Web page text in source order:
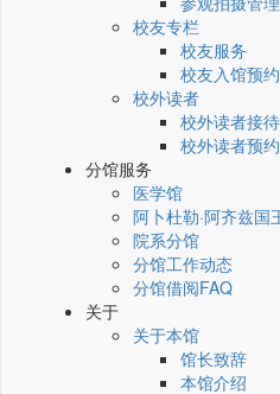
校友专栏
校友服务
校友入馆预约
校外读者
校外读者接
校外读者预
分馆服务
医学馆
阿卜杜勒·阿齐兹
院系分馆
分馆工作动态
分馆借阅FAQ
关于
关于本馆
馆长致辞
本馆介绍